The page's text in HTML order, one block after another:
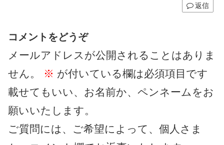
返信
コメントをどうぞ
メールアドレスが公開されることはありま
せん。
※ が付いている欄は必須項目です
載せてもいい、お名前か、ペンネームをお
願いいたします。
ご質問には、ご希望によって、個人さま